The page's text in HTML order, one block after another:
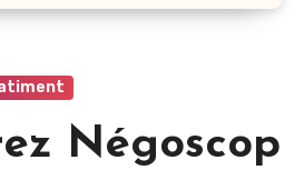
Négoscop